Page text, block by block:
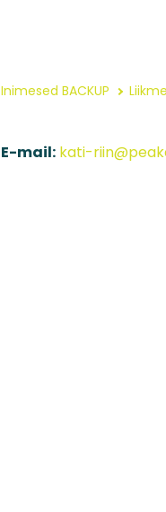
Inimesed BACKUP
E-mail: kati-